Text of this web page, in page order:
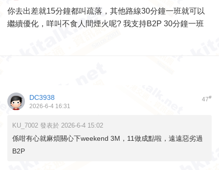
你去出差就15分鐘都叫疏落，其他路線30分鐘一班就可以
繼續優化，咩叫不食人間煙火呢? 我支持B2P 30分鐘一班
47#
DC3938
2026-6-4 16:31
KU_7002 發表於 2026-6-4 15:02
係咁有心就麻煩關心下weekend 3M，11做成點啦，遠遠惡劣過
B2P